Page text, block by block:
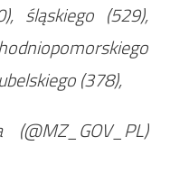
śląskiego (529),
(378),